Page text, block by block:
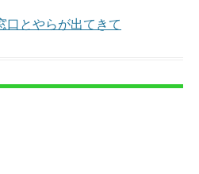
口とやらが出てきて